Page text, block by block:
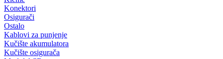
Konektori
Osigurači
Ostalo
Kablovi za punjenje
Kučište akumulatora
Kučište osigurača